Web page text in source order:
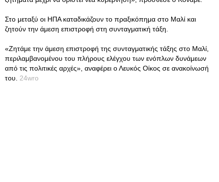
Στο μεταξύ οι ΗΠΑ καταδικάζουν το πραξικόπημα στο Μαλί και
ζητούν την άμεση επιστροφή στη συνταγματική τάξη.
«Ζητάμε την άμεση επιστροφή της συνταγματικής τάξης στο Μαλί,
περιλαμβανομένου του πλήρους ελέγχου των ενόπλων δυνάμεων
από τις πολιτικές αρχές», αναφέρει ο Λευκός Οίκος σε ανακοίνωσή
του. 24wro